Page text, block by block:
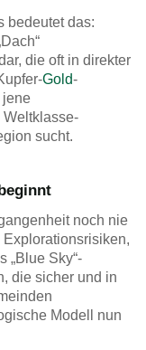
bedeutet das:
die oft in direkter
Gold-
jene
Weltklasse-
sucht.
noch nie
„Blue Sky“-
die sicher und in
Modell nun